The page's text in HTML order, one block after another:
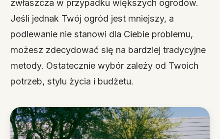
zwłaszcza w przypadku większych ogrodów.
Jeśli jednak Twój ogród jest mniejszy, a
podlewanie nie stanowi dla Ciebie problemu,
możesz zdecydować się na bardziej tradycyjne
metody. Ostatecznie wybór zależy od Twoich
potrzeb, stylu życia i budżetu.